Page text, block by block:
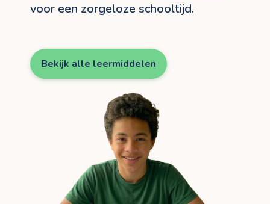
voor een zorgeloze schooltijd.
Bekijk alle leermiddelen